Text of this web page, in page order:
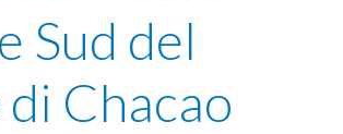
Sud del
Chacao